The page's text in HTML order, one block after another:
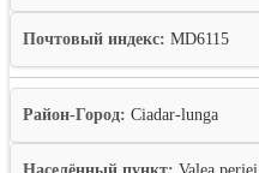
Почтовый индекс: MD6115
Район-Город: Ciadar-lunga